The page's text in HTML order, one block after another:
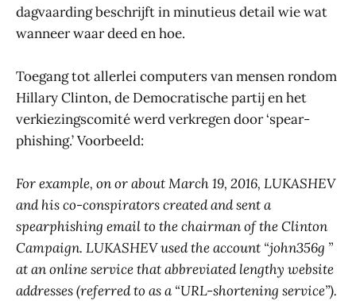
dagvaarding beschrijft in minutieus detail wie wat
wanneer waar deed en hoe.
Toegang tot allerlei computers van mensen rondom
Hillary Clinton, de Democratische partij en het
verkiezingscomité werd verkregen door ‘spear-
phishing.’ Voorbeeld:
For example, on or about March 19, 2016, LUKASHEV
and his co-conspirators created and sent a
spearphishing email to the chairman of the Clinton
Campaign. LUKASHEV used the account “john356g ”
at an online service that abbreviated lengthy website
addresses (referred to as a “URL-shortening service”).